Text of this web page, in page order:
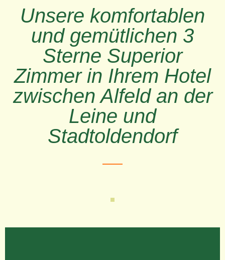
Unsere komfortablen
und gemütlichen 3
Sterne Superior
Zimmer in Ihrem Hotel
zwischen Alfeld an der
Leine und
Stadtoldendorf